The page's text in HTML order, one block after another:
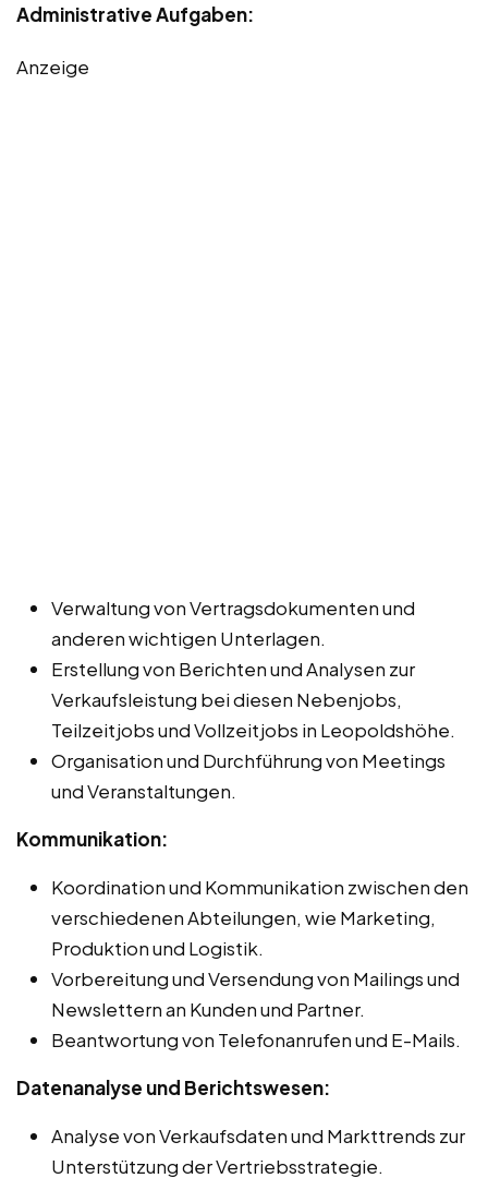
Administrative Aufgaben:
Anzeige
Verwaltung von Vertragsdokumenten und
anderen wichtigen Unterlagen.
Erstellung von Berichten und Analysen zur
Verkaufsleistung bei diesen Nebenjobs,
Teilzeitjobs und Vollzeitjobs in Leopoldshöhe.
Organisation und Durchführung von Meetings
und Veranstaltungen.
Kommunikation:
Koordination und Kommunikation zwischen den
verschiedenen Abteilungen, wie Marketing,
Produktion und Logistik.
Vorbereitung und Versendung von Mailings und
Newslettern an Kunden und Partner.
Beantwortung von Telefonanrufen und E-Mails.
Datenanalyse und Berichtswesen:
Analyse von Verkaufsdaten und Markttrends zur
Unterstützung der Vertriebsstrategie.